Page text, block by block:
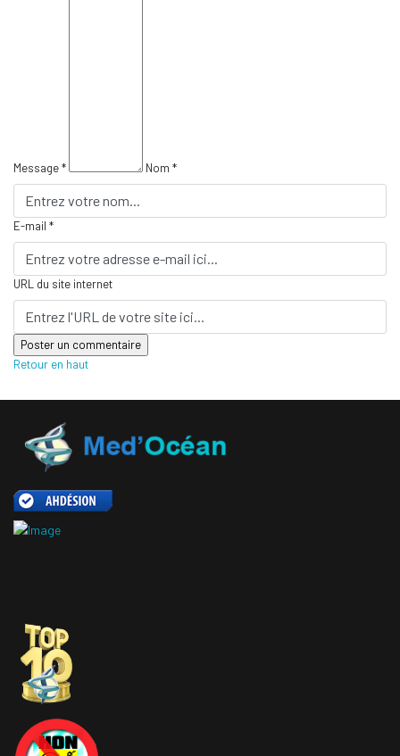
Message * Nom *
E-mail *
URL du site internet
Retour en haut